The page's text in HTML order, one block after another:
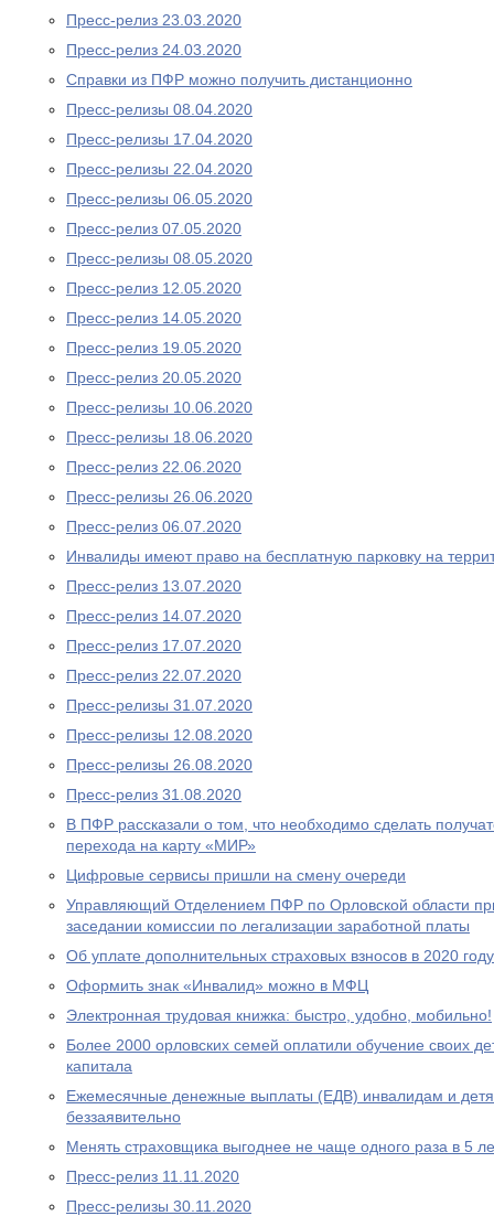
Пресс-релиз 23.03.2020
Пресс-релиз 24.03.2020
Справки из ПФР можно получить дистанционно
Пресс-релизы 08.04.2020
Пресс-релизы 17.04.2020
Пресс-релизы 22.04.2020
Пресс-релизы 06.05.2020
Пресс-релиз 07.05.2020
Пресс-релизы 08.05.2020
Пресс-релиз 12.05.2020
Пресс-релиз 14.05.2020
Пресс-релиз 19.05.2020
Пресс-релиз 20.05.2020
Пресс-релизы 10.06.2020
Пресс-релизы 18.06.2020
Пресс-релиз 22.06.2020
Пресс-релизы 26.06.2020
Пресс-релиз 06.07.2020
Инвалиды имеют право на бесплатную парковку на
Пресс-релиз 13.07.2020
Пресс-релиз 14.07.2020
Пресс-релиз 17.07.2020
Пресс-релиз 22.07.2020
Пресс-релизы 31.07.2020
Пресс-релизы 12.08.2020
Пресс-релизы 26.08.2020
Пресс-релиз 31.08.2020
В ПФР рассказали о том, что необходимо сделать
перехода на карту «МИР»
Цифровые сервисы пришли на смену очереди
Управляющий Отделением ПФР по Орловской области
заседании комиссии по легализации заработной платы
Об уплате дополнительных страховых взносов в 2020 году
Оформить знак «Инвалид» можно в МФЦ
Электронная трудовая книжка: быстро, удобно, мобильно!
Более 2000 орловских семей оплатили обучение своих
капитала
Ежемесячные денежные выплаты (ЕДВ) инвалидам и
беззаявительно
Менять страховщика выгоднее не чаще одного раза в 5
Пресс-релиз 11.11.2020
Пресс-релизы 30.11.2020